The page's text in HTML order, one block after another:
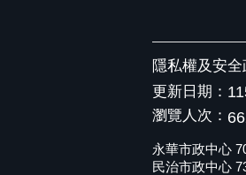
隱私權及安全
更新日期：
瀏覽人次：
永華市政中心
民治市政中心